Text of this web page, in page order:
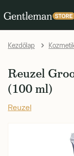
Kezdőlap
Reuzel
(100 ml)
Reuzel